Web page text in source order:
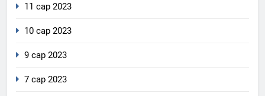
11 сар 2023
10 сар 2023
9 сар 2023
7 сар 2023